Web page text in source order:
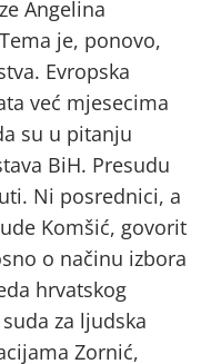
Angelina
je, ponovo,
Evropska
već mjesecima
su u pitanju
BiH. Presudu
Ni posrednici, a
Komšić, govorit
o načinu izbora
hrvatskog
za ljudska
Zornić,